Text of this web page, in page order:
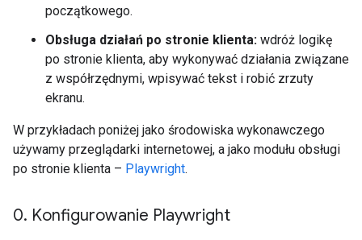
początkowego.
Obsługa działań po stronie klienta: wdróż logikę
po stronie klienta, aby wykonywać działania związane
z współrzędnymi, wpisywać tekst i robić zrzuty
ekranu.
W przykładach poniżej jako środowiska wykonawczego
używamy przeglądarki internetowej, a jako modułu obsługi
po stronie klienta – Playwright.
0. Konfigurowanie Playwright